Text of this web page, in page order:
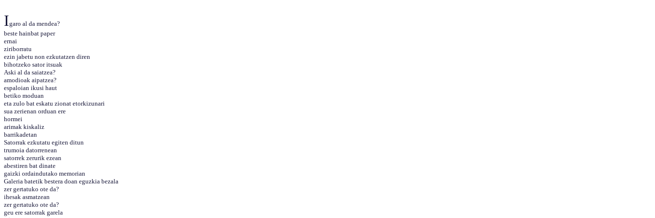
Igaro al da mendea?
beste hainbat paper
ernai
ziriborratu
ezin jabetu non ezkutatzen diren
bihotzeko sator itsuak
Aski al da saiatzea?
amodioak aipatzea?
espaloian ikusi haut
betiko moduan
eta zulo bat eskatu zionat etorkizunari
sua zerienan orduan ere
hormei
arimak kiskaliz
barrikadetan
Satorrak ezkutatu egiten ditun
trumoia datorrenean
satorrek zerurik ezean
abestiren bat dinate
gaizki ordaindutako memorian
Galeria batetik bestera doan eguzkia bezala
zer gertatuko ote da?
ihesak asmatzean
zer gertatuko ote da?
geu ere satorrak garela